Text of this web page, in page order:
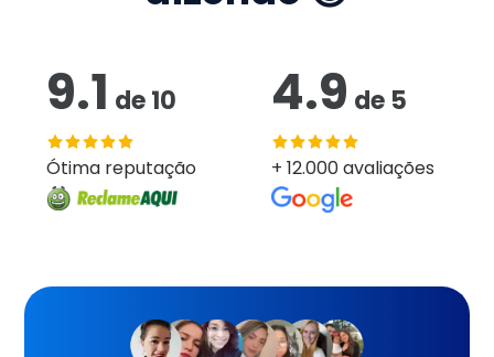
9.1 de10
Ótima reputação
4.9 de 5
+ 12.000 avaliações